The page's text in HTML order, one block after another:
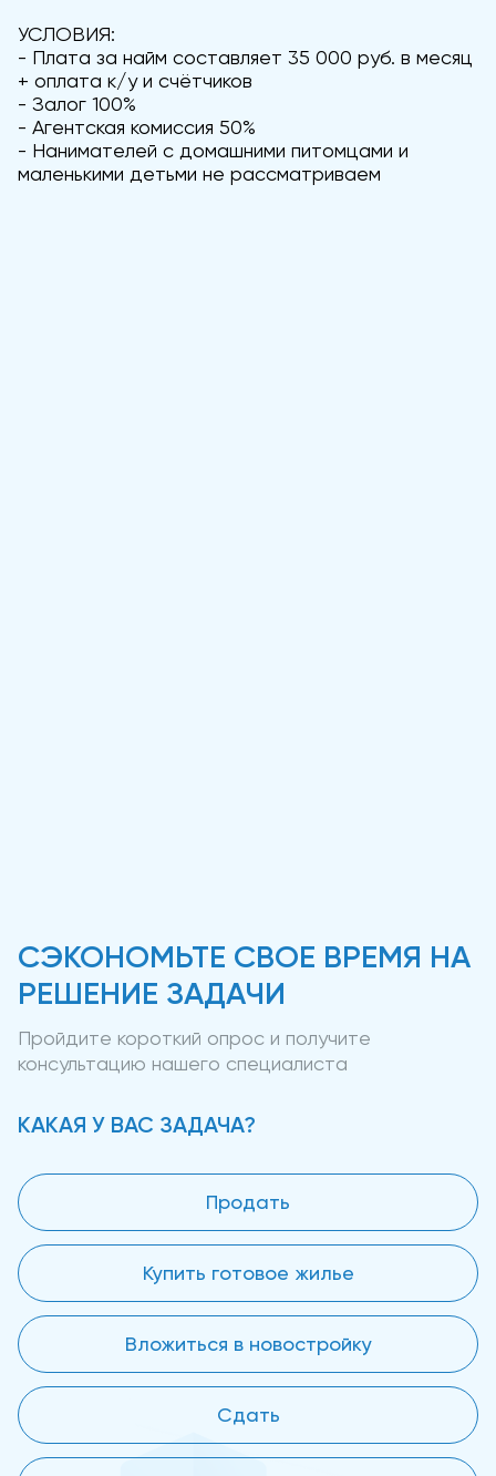
УСЛОВИЯ:
- Плата за найм составляет 35 000 руб. в месяц
+ оплата к/у и счётчиков
- Залог 100%
- Агентская комиссия 50%
- Нанимателей с домашними питомцами и
маленькими детьми не рассматриваем
СЭКОНОМЬТЕ СВОЕ ВРЕМЯ НА
РЕШЕНИЕ ЗАДАЧИ
Пройдите короткий опрос и получите
консультацию нашего специалиста
КАКАЯ У ВАС ЗАДАЧА?
Продать
Купить готовое жилье
Вложиться в новостройку
Сдать